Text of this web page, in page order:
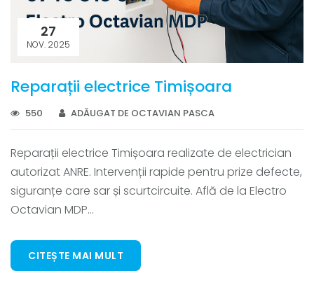
27
NOV. 2025
Reparații electrice Timișoara
550 ADĂUGAT DE OCTAVIAN PASCA
Reparații electrice Timișoara realizate de electrician
autorizat ANRE. Intervenții rapide pentru prize defecte,
siguranțe care sar și scurtcircuite. Află de la Electro
Octavian MDP...
CITEȘTE MAI MULT